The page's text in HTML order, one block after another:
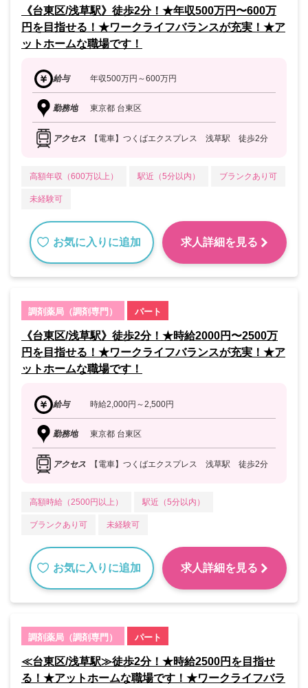
《台東区/浅草駅》徒歩2分！★年収500万円〜600万
円を目指せる！★ワークライフバランスが充実！★ア
ットホームな職場です！
給与 年収500万円～600万円
勤務地 東京都 台東区
アクセス 【電車】つくばエクスプレス 浅草駅 徒歩2分
高額年収（600万以上） 駅近（5分以内） ブランクあり可
未経験可
お気に入りに追加 求人詳細を見る
調剤薬局（調剤専門） パート
《台東区/浅草駅》徒歩2分！★時給2000円〜2500万
円を目指せる！★ワークライフバランスが充実！★ア
ットホームな職場です！
給与 時給2,000円～2,500円
勤務地 東京都 台東区
アクセス 【電車】つくばエクスプレス 浅草駅 徒歩2分
高額時給（2500円以上） 駅近（5分以内）
ブランクあり可 未経験可
お気に入りに追加 求人詳細を見る
調剤薬局（調剤専門） パート
≪台東区/浅草駅≫徒歩2分！★時給2500円を目指せ
る！★アットホームな職場です！★ワークライフバラ